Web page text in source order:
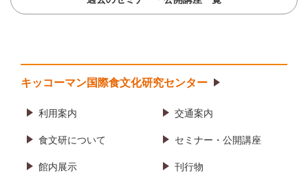
キッコーマン国際食文化研究センター
利用案内 交通案内
食文研について セミナー・公開講座
館内展示 刊行物